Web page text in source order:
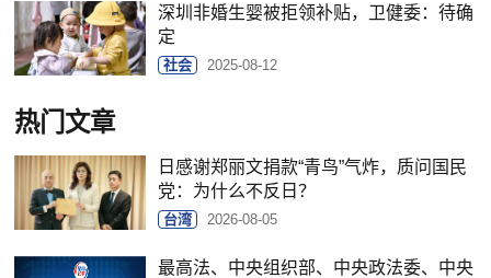
深圳非婚生婴被拒领补贴，卫健委：待确
定
社会 2025-08-12
热门文章
日感谢郑丽文捐款“青鸟”气炸，质问国民
党：为什么不反日？
台湾 2026-08-05
最高法、中央组织部、中央政法委、中央